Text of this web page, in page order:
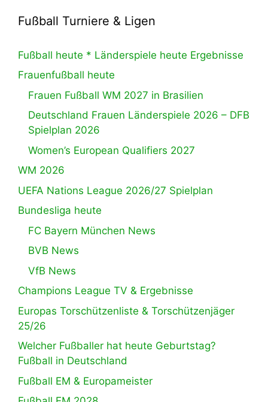
Fußball Turniere & Ligen
Fußball heute * Länderspiele heute Ergebnisse
Frauenfußball heute
Frauen Fußball WM 2027 in Brasilien
Deutschland Frauen Länderspiele 2026 – DFB
Spielplan 2026
Women’s European Qualifiers 2027
WM 2026
UEFA Nations League 2026/27 Spielplan
Bundesliga heute
FC Bayern München News
BVB News
VfB News
Champions League TV & Ergebnisse
Europas Torschützenliste & Torschützenjäger
25/26
Welcher Fußballer hat heute Geburtstag?
Fußball in Deutschland
Fußball EM & Europameister